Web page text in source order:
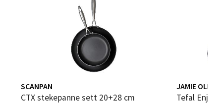
SCANPAN
CTX stekepanne sett 20+28 cm
JAMIE OLIVER
Tefal
Sandvika - Thon Senter Sandvika
Åpent i dag 10-21